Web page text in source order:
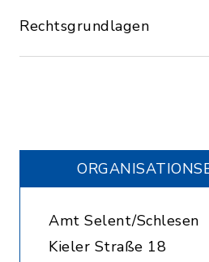
Rechtsgrundlagen
Amt Selent/Schlesen
Kieler Straße 18